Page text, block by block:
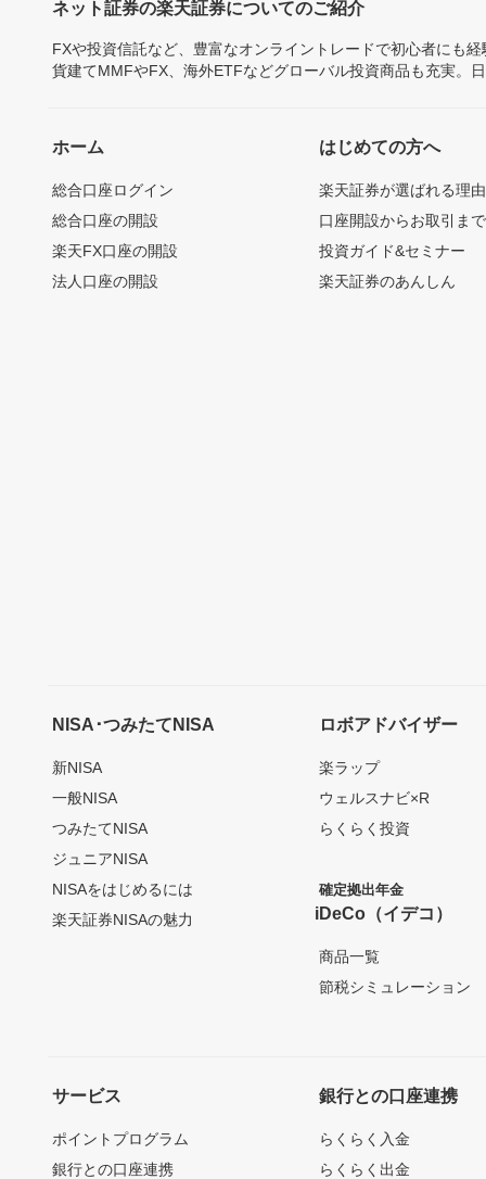
ネット証券の楽天証券についてのご紹介
FXや投資信託など、豊富なオンライントレードで初心者にも
貨建てMMFやFX、海外ETFなどグローバル投資商品も充実。
ホーム
総合口座ログイン
総合口座の開設
楽天FX口座の開設
法人口座の開設
はじめての方へ
楽天証券が選ばれる理由
口座開設からお取引ま
投資ガイド&セミナー
楽天証券のあんしん
NISA･つみたてNISA
新NISA
一般NISA
つみたてNISA
ジュニアNISA
NISAをはじめるには
楽天証券NISAの魅力
ロボアドバイザー
楽ラップ
ウェルスナビ×R
らくらく投資
確定拠出年金
iDeCo（イデコ）
商品一覧
節税シミュレーション
サービス
ポイントプログラム
銀行との口座連携
銀行との口座連携
らくらく入金
らくらく出金